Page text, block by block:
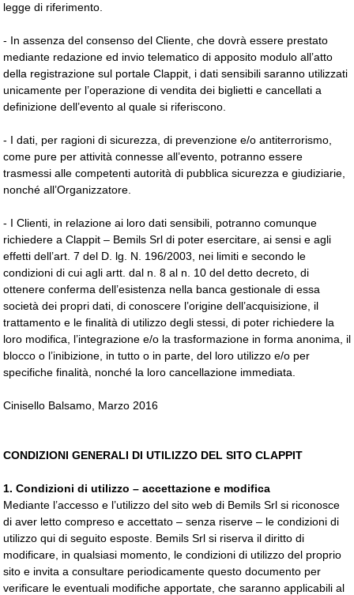
legge di riferimento.
- In assenza del consenso del Cliente, che dovrà essere prestato
mediante redazione ed invio telematico di apposito modulo all’atto
della registrazione sul portale Clappit, i dati sensibili saranno utilizzati
unicamente per l’operazione di vendita dei biglietti e cancellati a
definizione dell’evento al quale si riferiscono.
- I dati, per ragioni di sicurezza, di prevenzione e/o antiterrorismo,
come pure per attività connesse all’evento, potranno essere
trasmessi alle competenti autorità di pubblica sicurezza e giudiziarie,
nonché all’Organizzatore.
- I Clienti, in relazione ai loro dati sensibili, potranno comunque
richiedere a Clappit – Bemils Srl di poter esercitare, ai sensi e agli
effetti dell’art. 7 del D. lg. N. 196/2003, nei limiti e secondo le
condizioni di cui agli artt. dal n. 8 al n. 10 del detto decreto, di
ottenere conferma dell’esistenza nella banca gestionale di essa
società dei propri dati, di conoscere l’origine dell’acquisizione, il
trattamento e le finalità di utilizzo degli stessi, di poter richiedere la
loro modifica, l’integrazione e/o la trasformazione in forma anonima, il
blocco o l’inibizione, in tutto o in parte, del loro utilizzo e/o per
specifiche finalità, nonché la loro cancellazione immediata.
Cinisello Balsamo, Marzo 2016
CONDIZIONI GENERALI DI UTILIZZO DEL SITO CLAPPIT
1. Condizioni di utilizzo – accettazione e modifica
Mediante l’accesso e l’utilizzo del sito web di Bemils Srl si riconosce
di aver letto compreso e accettato – senza riserve – le condizioni di
utilizzo qui di seguito esposte. Bemils Srl si riserva il diritto di
modificare, in qualsiasi momento, le condizioni di utilizzo del proprio
sito e invita a consultare periodicamente questo documento per
verificare le eventuali modifiche apportate, che saranno applicabili al